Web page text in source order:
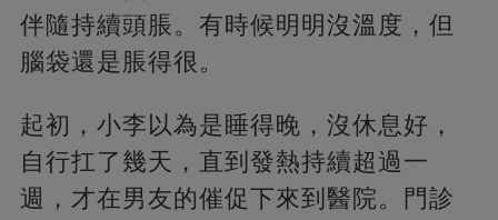
伴隨持續頭脹。有時候明明沒溫度，但
腦袋還是脹得很。
起初，小李以為是睡得晚，沒休息好，
自行扛了幾天，直到發熱持續超過一
週，才在男友的催促下來到醫院。門診